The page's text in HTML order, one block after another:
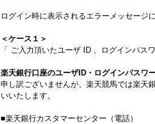
ログイン時に表示されるエラーメッセージ
＜ケース１＞
「 ご入力頂いたユーザ ID 、ログインパス
楽天銀行口座のユーザID・ログインパスワ
申し訳ございませんが、楽天競馬では楽天
いいたします。
■楽天銀行カスタマーセンター（電話）